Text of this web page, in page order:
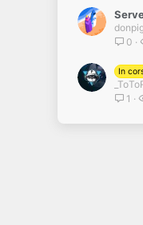
0
In
1